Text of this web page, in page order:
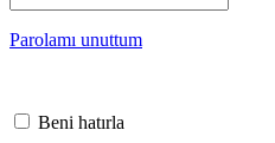
Parolamı unuttum
Beni hatırla